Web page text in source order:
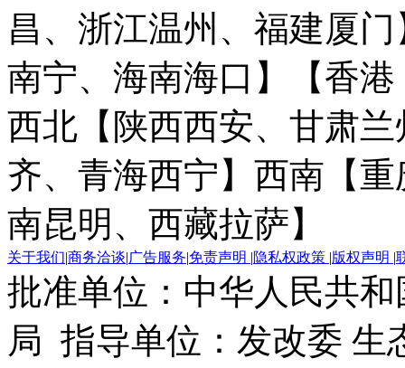
昌、浙江温州、福建厦门
南宁、海南海口】
【香
西北【陕西西安、甘肃
齐、青海西宁】 西南【
南昆明、西藏拉萨】
关于我们|商务洽谈|广告服务|免责声明 |隐私权政策 |版权声明 |
批准单位：中华人民共
局 指导单位：发改委 生